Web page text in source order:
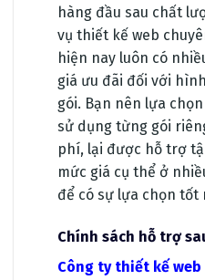
hàng đầu sau chất
vụ thiết kế web
hiện nay luôn có
giá ưu đãi đối với
gói. Bạn nên lựa
sử dụng từng gói
phí, lại được hỗ trợ
mức giá cụ thể ở
để có sự lựa chọn tốt
Chính sách hỗ trợ
Công ty thiết kế